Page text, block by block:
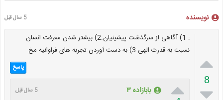
نویسنده 5 سال قبل

8

: 1) آگاهی از سرگذشت پیشینیان.2) بیشتر شدن معرفت انسان
نسبت به قدرت الهی.3) به دست آوردن تجربه های فراوانیه مخ
پاسخ
 بابازاده ۳ 5 سال قبل